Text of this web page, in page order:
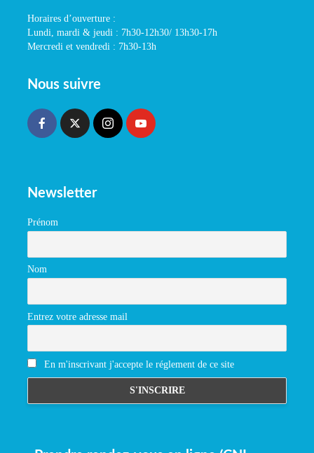
Horaires d’ouverture :
Lundi, mardi & jeudi : 7h30-12h30/ 13h30-17h
Mercredi et vendredi : 7h30-13h
Nous suivre
Newsletter
Prénom
Nom
Entrez votre adresse mail
En m'inscrivant j'accepte le réglement de ce site